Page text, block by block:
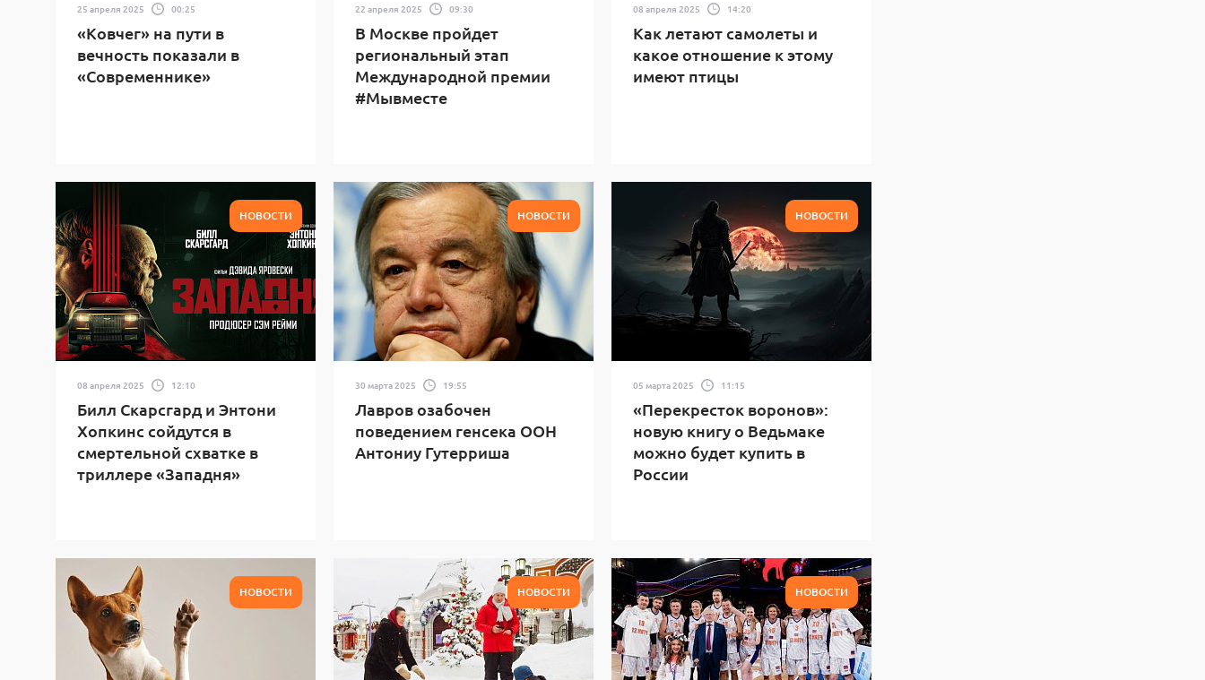
25 апреля 2025 00:25
«Ковчег» на пути в
вечность показали в
«Современнике»
22 апреля 2025 09:30
В Москве пройдет
региональный этап
Международной премии
#Мывместе
08 апреля 2025 14:20
Как летают самолеты и
какое отношение к этому
имеют птицы
НОВОСТИ
08 апреля 2025 12:10
Билл Скарсгард и Энтони
Хопкинс сойдутся в
смертельной схватке в
триллере «Западня»
НОВОСТИ
30 марта 2025 19:55
Лавров озабочен
поведением генсека ООН
Антониу Гутерриша
НОВОСТИ
05 марта 2025 11:15
«Перекресток воронов»:
новую книгу о Ведьмаке
можно будет купить в
России
НОВОСТИ НОВОСТИ НОВОСТИ